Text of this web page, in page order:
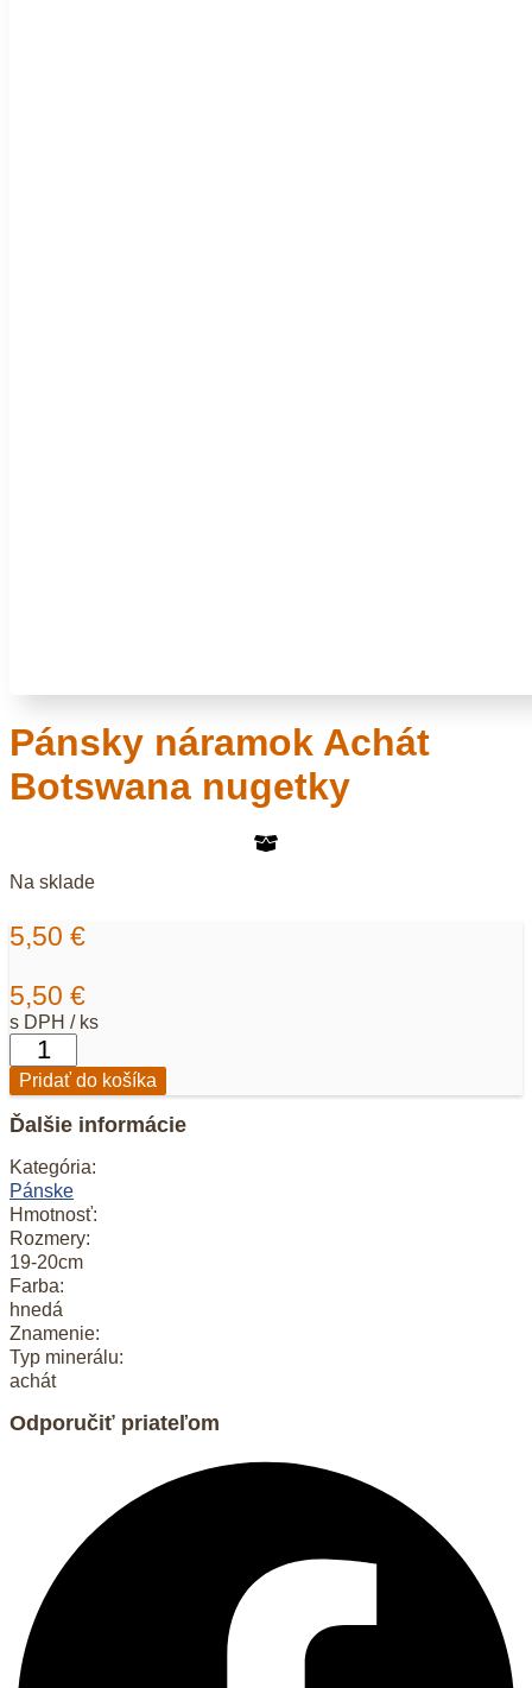
Pánsky náramok Achát
Botswana nugetky
Na sklade
5,50 €
5,50 €
s DPH / ks
množstvo
Pánsky
náramok
Botswana
Pridať do košíka
Ďalšie informácie
Kategória:
Pánske
Hmotnosť:
Rozmery:
19-20cm
Farba:
hnedá
Znamenie:
Typ minerálu:
achát
Odporučiť priateľom